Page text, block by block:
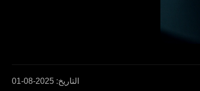
التاريخ:
2025-08-01